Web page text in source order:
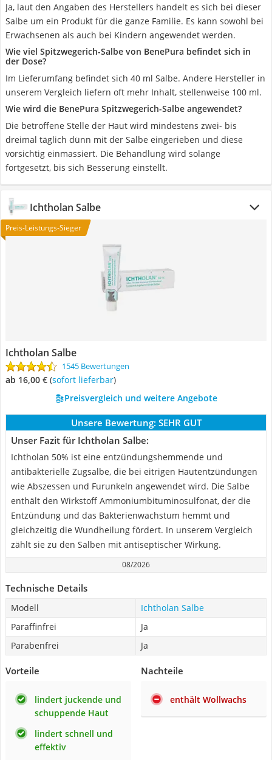
Ja, laut den Angaben des Herstellers handelt es sich bei dieser
Salbe um ein Produkt für die ganze Familie. Es kann sowohl bei
Erwachsenen als auch bei Kindern angewendet werden.
Wie viel Spitzwegerich-Salbe von BenePura befindet sich in
der Dose?
Im Lieferumfang befindet sich 40 ml Salbe. Andere Hersteller in
unserem Vergleich liefern oft mehr Inhalt, stellenweise 100 ml.
Wie wird die BenePura Spitzwegerich-Salbe angewendet?
Die betroffene Stelle der Haut wird mindestens zwei- bis
dreimal täglich dünn mit der Salbe eingerieben und diese
vorsichtig einmassiert. Die Behandlung wird solange
fortgesetzt, bis sich Besserung einstellt.
Ichtholan Salbe
Preis-Leistungs-Sieger
Ichtholan Salbe
1545 Bewertungen
ab 16,00 € ( Sofort lieferbar)
Preisvergleich und weitere Angebote
Unsere Bewertung: SEHR GUT
Unser Fazit für Ichtholan Salbe:
Ichtholan 50% ist eine entzündungshemmende und
antibakterielle Zugsalbe, die bei eitrigen Hautentzündungen
wie Abszessen und Furunkeln angewendet wird. Die Salbe
enthält den Wirkstoff Ammoniumbituminosulfonat, der die
Entzündung und das Bakterienwachstum hemmt und
gleichzeitig die Wundheilung fördert. In unserem Vergleich
zählt sie zu den Salben mit antiseptischer Wirkung.
08/2026
Technische Details
Modell
Ichtholan Salbe
Paraffinfrei
Ja
Parabenfrei
Ja
Vorteile
lindert juckende und
schuppende Haut
lindert schnell und
effektiv
Nachteile
enthält Wollwachs